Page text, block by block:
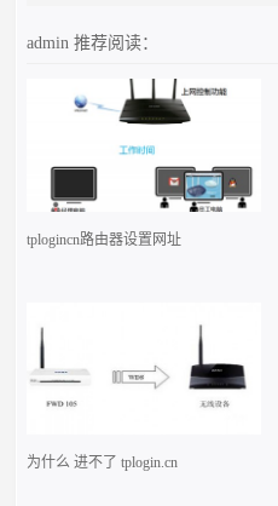
admin推荐阅读：
tplogincn路由器设置网址
为什么 进不了 tplogin.cn